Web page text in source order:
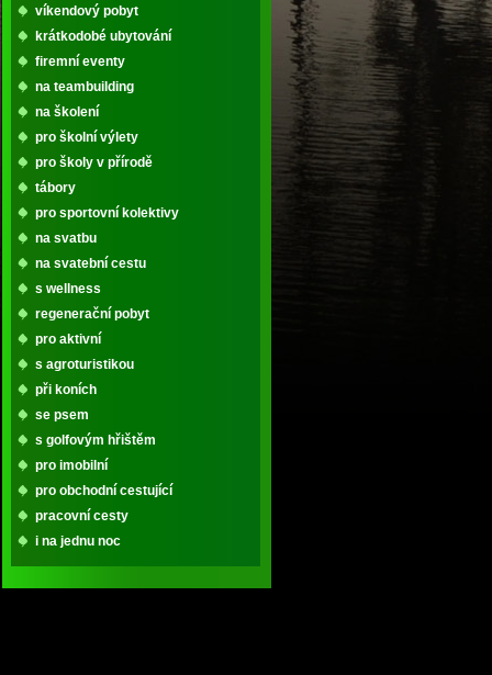
víkendový pobyt
krátkodobé ubytování
firemní eventy
na teambuilding
na školení
pro školní výlety
pro školy v přírodě
tábory
pro sportovní kolektivy
na svatbu
na svatební cestu
s wellness
regenerační pobyt
pro aktivní
s agroturistikou
při koních
se psem
s golfovým hřištěm
pro imobilní
pro obchodní cestující
pracovní cesty
i na jednu noc